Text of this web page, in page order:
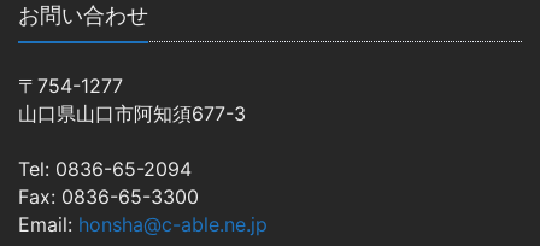
お問い合わせ
〒754-1277
山口県山口市阿知須677-3
Tel: 0836-65-2094
Fax: 0836-65-3300
Email: honsha@c-able.ne.jp